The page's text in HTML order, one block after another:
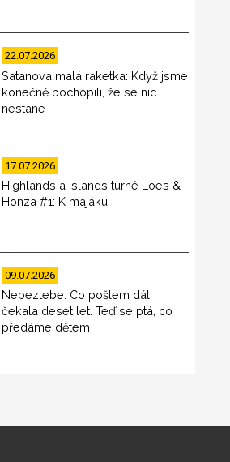
22.07.2026
Satanova malá raketka: Když jsme
konečně pochopili, že se nic
nestane
17.07.2026
Highlands a Islands turné Loes &
Honza #1: K majáku
09.07.2026
Nebeztebe: Co pošlem dál
čekala deset let. Teď se ptá, co
předáme dětem